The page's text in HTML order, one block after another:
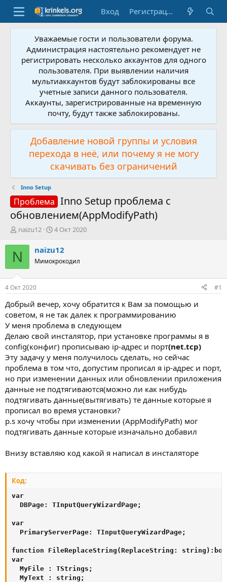
Вход Регистрация
Уважаемые гости и пользователи форума.
Администрация настоятельно рекомендует не
регистрировать несколько аккаунтов для одного
пользователя. При выявлении наличия
мультиаккаунтов будут заблокированы все
учетные записи данного пользователя.
Аккаунты, зарегистрированные на временную
почту, будут также заблокированы.
Добавление новой группы и условия
перехода в неё, или почему я не могу
скачивать без ограничений
Inno Setup
Проблема Inno Setup проблема с
обновлением(AppModifyPath)
А
т
о
т
м
ы
naizu12
Д
т
н
а
л
а
4 Окт 2020
N naizu12
Мимокрокодил
4 Окт 2020 #1
Добрый вечер, хочу обратится к Вам за помощью и
советом, я не так далек к программированию
У меня проблема в следующем
Делаю свой инсталятор, при установке программы я в
config(конфиг) прописываю ip-адрес и порт(net.tcp)
Эту задачу у меня получилось сделать, но сейчас
проблема в том что, допустим прописал я ip-адрес и порт,
но при изменении данных или обновлении приложения
данные не подтягиваются(можно ли как нибудь
подтягивать данные(вытягивать) те данные которые я
прописал во время установки?
p.s хочу чтобы при изменении (AppModifyPath) мог
подтягивать данные которые изначально добавил
Внизу вставляю код какой я написал в инсталяторе
Код:
var
  DBPage: TInputQueryWizardPage;
var
  PrimaryServerPage: TInputQueryWizardPage;
function FileReplaceString(ReplaceString:
var
  MyFile : TStrings;
  MyText : string;